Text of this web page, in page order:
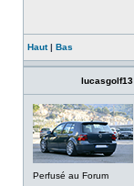
Haut| Bas
lucasgolf13
Perfusé au Forum